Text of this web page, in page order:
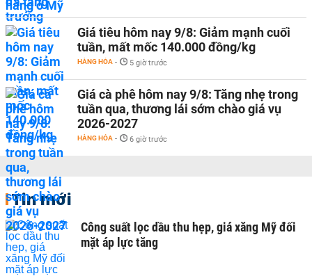
Giá tiêu hôm nay 9/8: Giảm mạnh cuối
tuần, mất mốc 140.000 đồng/kg
HÀNG HÓA - 5 giờ trước
Giá cà phê hôm nay 9/8: Tăng nhẹ trong
tuần qua, thương lái sớm chào giá vụ
2026-2027
HÀNG HÓA - 6 giờ trước
Tin mới
Công suất lọc dầu thu hẹp, giá xăng Mỹ đối
mặt áp lực tăng